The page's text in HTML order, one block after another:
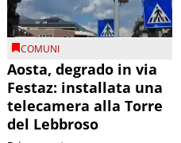
COMUNI
Aosta, degrado in via
Festaz: installata una
telecamera alla Torre
del Lebbroso